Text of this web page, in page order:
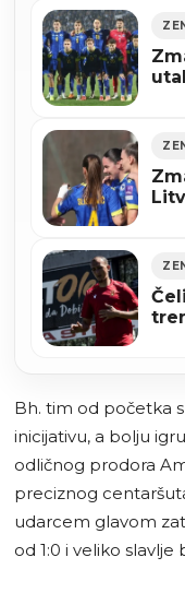
Bh. tim od početka
inicijativu, a bolju
odličnog prodora
preciznog
udarcem glavom
od 1:0 i veliko